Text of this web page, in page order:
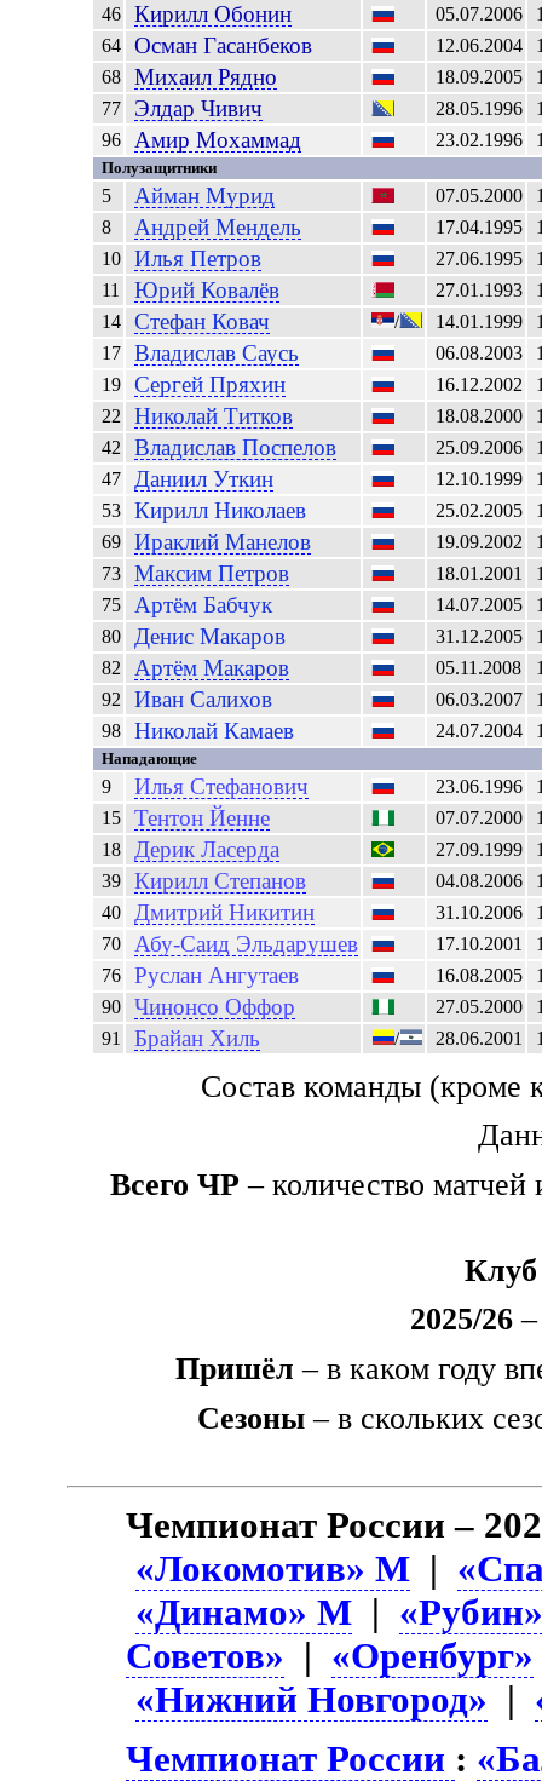
46
КириллОбонин 05.07.2006
64
ОсманГасанбеков 12.06.2004
68
МихаилРядно 18.09.2005
77
ЭлдарЧивич 28.05.1996
96
АмирМохаммад 23.02.1996
Полузащитники
5 АйманМурид 07.05.2000
8
АндрейМендель 17.04.1995
10
ИльяПетров 27.06.1995
11
ЮрийКовалёв 27.01.1993
14
СтефанКовач / 14.01.1999
17
ВладиславСаусь 06.08.2003
19
СергейПряхин 16.12.2002
22
НиколайТитков 18.08.2000
42
ВладиславПоспелов 25.09.2006
47
ДаниилУткин 12.10.1999
53
КириллНиколаев 25.02.2005
69
ИраклийМанелов 19.09.2002
73
МаксимПетров 18.01.2001
75
АртёмБабчук 14.07.2005
80
ДенисМакаров 31.12.2005
82
АртёмМакаров 05.11.2008
92
ИванСалихов 06.03.2007
98
НиколайКамаев 24.07.2004
Нападающие
9 ИльяСтефанович 23.06.1996
15
ТентонЙенне 07.07.2000
18
ДерикЛасерда 27.09.1999
39
КириллСтепанов 04.08.2006
40
ДмитрийНикитин 31.10.2006
70
Абу-Саид Эльдарушев 17.10.2001
76
Руслан Ангутаев 16.08.2005
90
ЧинонсоОффор 27.05.2000
91
Брайан Хиль / 28.06.2001
Состав команды (кроме
Всего ЧР – количество
Клуб
2025/26 –
Пришёл – в каком году
Сезоны – в скольких
Чемпионат России –
«Локомотив» М |
«Динамо» М |
Советов» | «Оренбург»
«Нижний Новгород» |
Чемпионат России :